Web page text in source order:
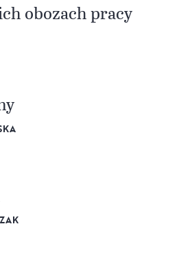
obozach pracy